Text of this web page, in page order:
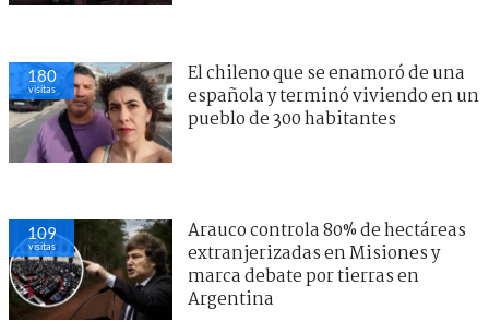
180
visitas
El chileno que se enamoró de una
española y terminó viviendo en un
pueblo de 300 habitantes
109
visitas
Arauco controla 80% de hectáreas
extranjerizadas en Misiones y
marca debate por tierras en
Argentina